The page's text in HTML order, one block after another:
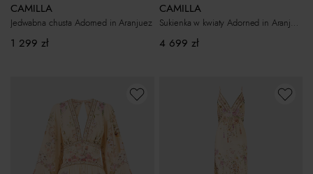
CAMILLA
Jedwabna chusta Adorned in Aranjuez
1 299 zł
CAMILLA
Sukienka w kwiaty Adorned in Aranjuez
4 699 zł